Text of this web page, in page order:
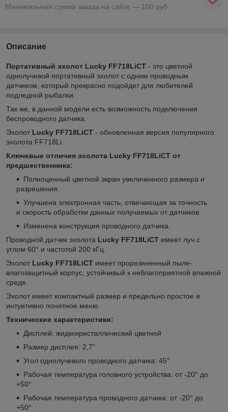
Минимальная сумма заказа на сайте — 100 руб.
Описание
Портативный эхолот Lucky FF718LiCT - это цветной
однолучевой портативный эхолот с одним проводным
датчиком, который прекрасно подойдет для любителей
подледной рыбалки.
Так же, в данной модели есть возможность подключения
беспроводного датчика.
Эхолот Lucky FF718LiCT - обновленная версия популярного
эхолота FF718Li.
Ключевые отличия эхолота Lucky FF718LiCT от
предшественника:
Полноценный цветной экран увеличенного размера и
разрешения.
Улучшена электронная часть, отвечающая за точность
и скорость обработки данных получаемых от датчиков.
Изменена конструкция проводного датчика.
Проводной датчик эхолота Lucky FF718LiCT имеет луч с
углом 60° и частотой 200 кГц.
Эхолот Lucky FF718LiCT имеет прорезиненный пыле-
влагозащитный корпус, устойчивый к неблагоприятной влажной
среде.
Эхолот имеет компактный размер и предельно простое и
интуитивно понятное меню.
Технические характеристики:
Дисплей: жидкокристаллический цветной
Размер дисплея: 2,7"​
Угол однолучевого проводного датчика: 45°​
Рабочая температура головного устройства: от -20° до
+50°​
Рабочая температура проводного датчика: от -20° до
+50°​​